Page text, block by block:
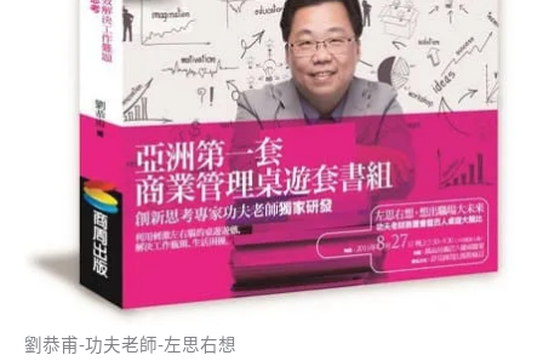
劉恭甫-功夫老師-左思右想